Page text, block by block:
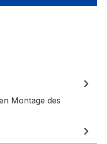
Montage des